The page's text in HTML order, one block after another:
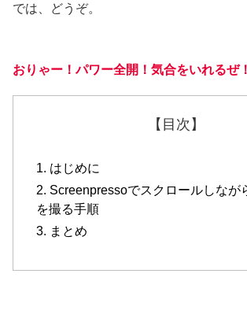
では、どうぞ。
おりゃー！パワー全開！ 気合をいれるぜ！
【目次】
1. はじめに
2. Screenpressoでスクロールしなが
を撮る手順
3. まとめ